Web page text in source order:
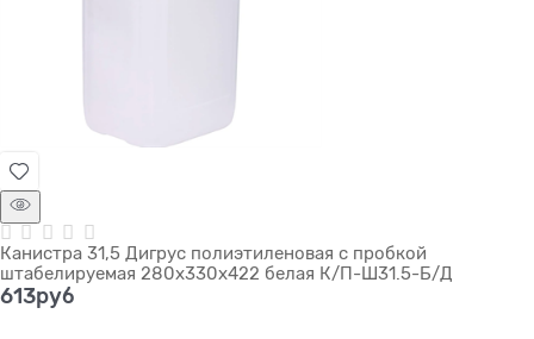
Канистра 31,5 Дигрус полиэтиленовая с пробкой
штабелируемая 280х330х422 белая К/П-Ш31.5-Б/Д
613руб